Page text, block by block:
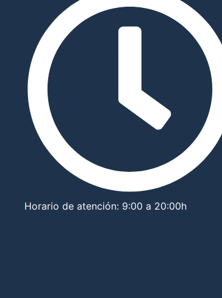
Horario de atención: 9:00 a 20:00h